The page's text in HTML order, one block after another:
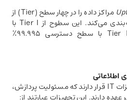
مراکز داده را در چهار سطح (Tier) از
نظر میزان دسترسی طبقه‌بندی می‌کند. این سطوح از Tier I با
دسترسی ۹۹.۶۷۱٪ تا Tier IV با سطح دسترسی ۹۹.۹۹۵٪
اطلاعاتی
در قلب هر مرکز داده، تجهیزات IT قرار دارند که مسئولیت پردازش،
عهده دارند. این تجهیزات عبارتند از: